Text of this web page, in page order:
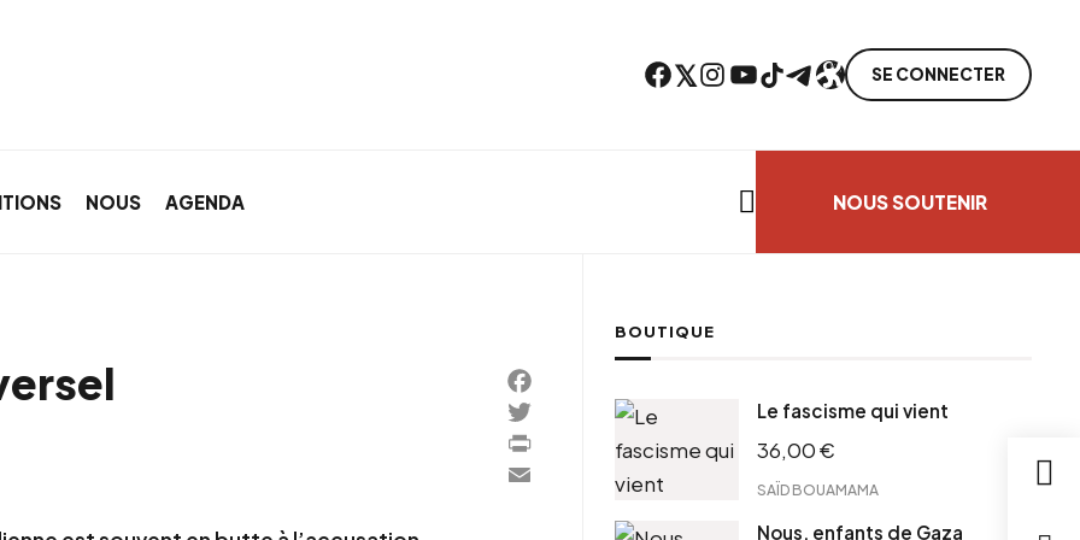
Facebook Twitter Instagram YouTube TikTok TelegramLien SE CONNECTER
NOUS AGENDA NOUS SOUTENIR
Facebook
Twitter
PrintFriendly
Email
BOUTIQUE
Le fascisme qui vient
36,00€
SAÏD BOUAMAMA
Nous, enfants de Gaza